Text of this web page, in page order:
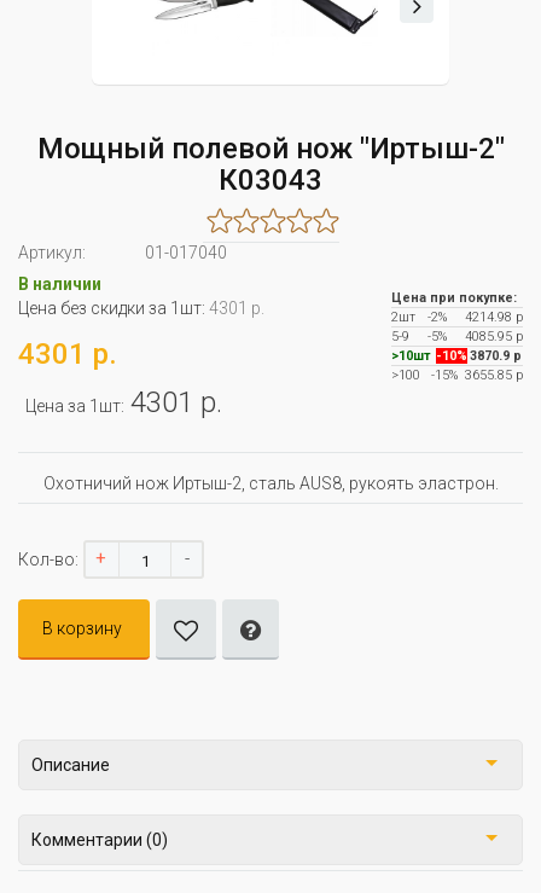
Мощный полевой нож "Иртыш-2"
К03043
Артикул:
01-017040
В наличии
Цена без скидки за 1шт: 4301 р.
4301 р.
Цена за 1шт: 4301 р.
Цена при покупке:
2шт
-2%
4214.98 р
5-9
-5%
4085.95 р
>10шт -10% 3870.9 р
>100
-15% 3655.85 р
Охотничий нож Иртыш-2, сталь AUS8, рукоять эластрон.
Кол-во: + -
В корзину
Описание
Комментарии (0)